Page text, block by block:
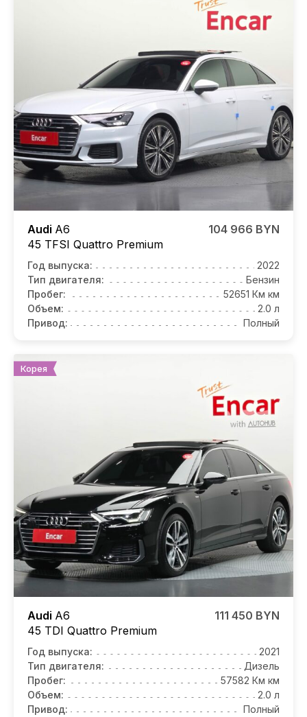
Audi A6
45 TFSI Quattro Premium
104 966 BYN
Год выпуска:
2022
Тип двигателя:
Бензин
Пробег:
52651 Км км
Объем:
2.0 л
Привод:
Полный
Корея
Audi A6
45 TDI Quattro Premium
111 450 BYN
Год выпуска:
2021
Тип двигателя:
Дизель
Пробег:
57582 Км км
Объем:
2.0 л
Привод:
Полный